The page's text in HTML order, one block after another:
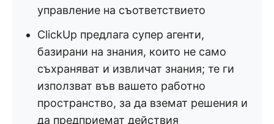
управление на съответствието
ClickUp предлага супер агенти,
базирани на знания, които не само
съхраняват и извличат знания; те ги
използват във вашето работно
пространство, за да вземат решения и
да предприемат действия